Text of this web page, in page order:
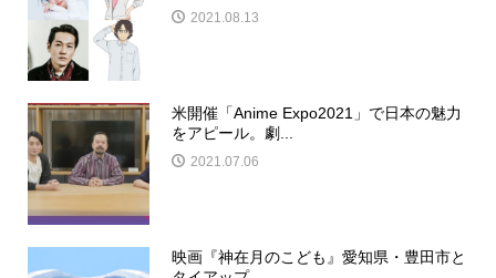
2021.08.13
米開催「Anime Expo2021」で日本の魅力
をアピール。劇...
2021.07.06
映画『神在月のこども』愛知県・豊田市と